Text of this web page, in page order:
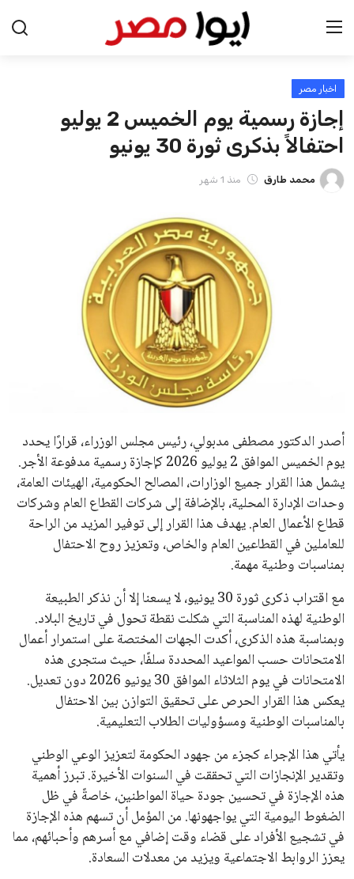
الرئيسية
اخبار مصر
عرب وعالم
حوادث
محافظات
اخبار مصر
إجازة رسمية يوم الخميس 2 يوليو
احتفالاً بذكرى ثورة 30 يونيو
محمد طارق منذ 1 شهر
أصدر الدكتور مصطفى مدبولي، رئيس مجلس الوزراء، قرارًا يحدد
يوم الخميس الموافق 2 يوليو 2026 كإجازة رسمية مدفوعة الأجر.
يشمل هذا القرار جميع الوزارات، المصالح الحكومية، الهيئات العامة،
وحدات الإدارة المحلية، بالإضافة إلى شركات القطاع العام وشركات
قطاع الأعمال العام. يهدف هذا القرار إلى توفير المزيد من الراحة
للعاملين في القطاعين العام والخاص، وتعزيز روح الاحتفال
بمناسبات وطنية مهمة.
مع اقتراب ذكرى ثورة 30 يونيو، لا يسعنا إلا أن نذكر الطبيعة
الوطنية لهذه المناسبة التي شكلت نقطة تحول في تاريخ البلاد.
وبمناسبة هذه الذكرى، أكدت الجهات المختصة على استمرار أعمال
الامتحانات حسب المواعيد المحددة سلفًا، حيث ستجرى هذه
الامتحانات في يوم الثلاثاء الموافق 30 يونيو 2026 دون تعديل.
يعكس هذا القرار الحرص على تحقيق التوازن بين الاحتفال
بالمناسبات الوطنية ومسؤوليات الطلاب التعليمية.
يأتي هذا الإجراء كجزء من جهود الحكومة لتعزيز الوعي الوطني
وتقدير الإنجازات التي تحققت في السنوات الأخيرة. تبرز أهمية
هذه الإجازة في تحسين جودة حياة المواطنين، خاصةً في ظل
الضغوط اليومية التي يواجهونها. من المؤمل أن تسهم هذه الإجازة
في تشجيع الأفراد على قضاء وقت إضافي مع أسرهم وأحبائهم، مما
يعزز الروابط الاجتماعية ويزيد من معدلات السعادة.